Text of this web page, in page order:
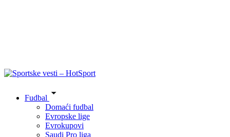
Fudbal
Domaći fudbal
Evropske lige
Evrokupovi
Saudi Pro liga